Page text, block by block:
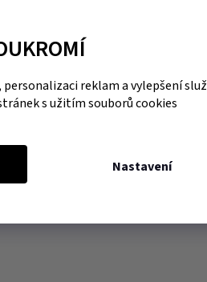
reklam a vylepšení
s užitím souborů cookies
Nastavení